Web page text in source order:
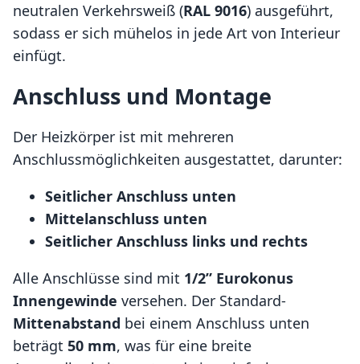
neutralen Verkehrsweiß (RAL 9016) ausgeführt,
sodass er sich mühelos in jede Art von Interieur
einfügt.
Anschluss und Montage
Der Heizkörper ist mit mehreren
Anschlussmöglichkeiten ausgestattet, darunter:
Seitlicher Anschluss unten
Mittelanschluss unten
Seitlicher Anschluss links und rechts
Alle Anschlüsse sind mit 1/2” Eurokonus
Innengewinde versehen. Der Standard-
Mittenabstand bei einem Anschluss unten
beträgt 50 mm, was für eine breite